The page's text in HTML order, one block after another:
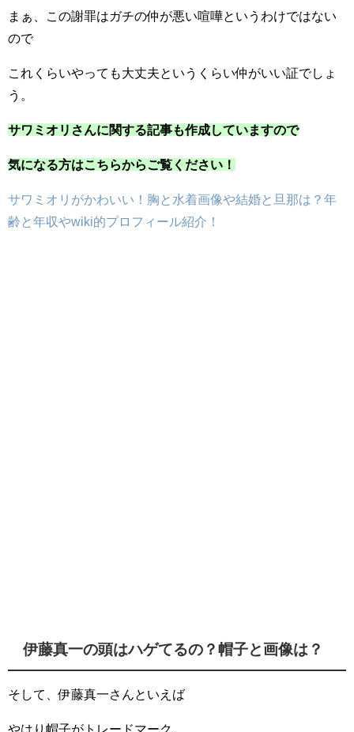
まぁ、この謝罪はガチの仲が悪い喧嘩というわけではない
ので
これくらいやっても大丈夫というくらい仲がいい証でしょ
う。
サワミオリさんに関する記事も作成していますので
気になる方はこちらからご覧ください！
サワミオリがかわいい！胸と水着画像や結婚と旦那は？年
齢と年収やwiki的プロフィール紹介！
伊藤真一の頭はハゲてるの？帽子と画像は？
そして、伊藤真一さんといえば
やはり帽子がトレードマーク。